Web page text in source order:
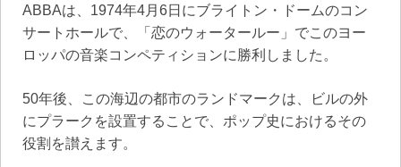
ABBAは、1974年4月6日にブライトン・ドームのコン
サートホールで、「恋のウォータールー」でこのヨー
ロッパの音楽コンペティションに勝利しました。
50年後、この海辺の都市のランドマークは、ビルの外
にプラークを設置することで、ポップ史におけるその
役割を讃えます。